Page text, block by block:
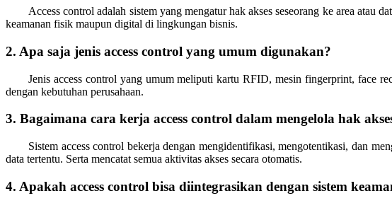
Access control adalah sistem yang mengatur hak akses seseorang ke area atau
keamanan fisik maupun digital di lingkungan bisnis.
2. Apa saja jenis access control yang umum digunakan?
Jenis access control yang umum meliputi kartu RFID, mesin fingerprint, face
dengan kebutuhan perusahaan.
3. Bagaimana cara kerja access control dalam mengelola hak
Sistem access control bekerja dengan mengidentifikasi, mengotentikasi, dan
data tertentu. Serta mencatat semua aktivitas akses secara otomatis.
4. Apakah access control bisa diintegrasikan dengan sistem